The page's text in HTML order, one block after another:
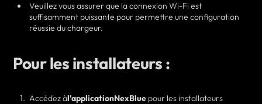
Veuillez vous assurer que la connexion Wi-Fi est
suffisamment puissante pour permettre une configuration
réussie du chargeur.
Pour les installateurs :
Accédez àl'applicationNexBlue pour les installateurs